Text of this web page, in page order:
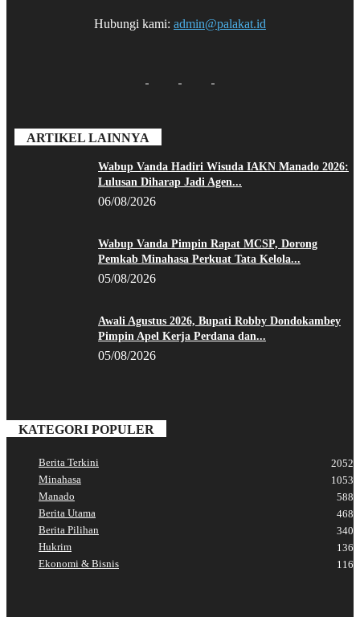
Hubungi kami: admin@palakat.id
ARTIKEL LAINNYA
Wabup Vanda Hadiri Wisuda IAKN Manado 2026:
Lulusan Diharap Jadi Agen...
06/08/2026
Wabup Vanda Pimpin Rapat MCSP, Dorong
Pemkab Minahasa Perkuat Tata Kelola...
05/08/2026
Awali Agustus 2026, Bupati Robby Dondokambey
Pimpin Apel Kerja Perdana dan...
05/08/2026
KATEGORI POPULER
Berita Terkini
2052
Minahasa
1053
Manado
588
Berita Utama
468
Berita Pilihan
340
Hukrim
136
Ekonomi & Bisnis
116